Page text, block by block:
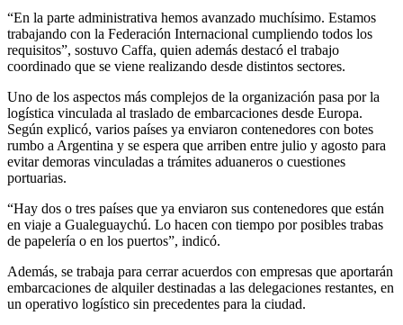
“En la parte administrativa hemos avanzado muchísimo. Estamos
trabajando con la Federación Internacional cumpliendo todos los
requisitos”, sostuvo Caffa, quien además destacó el trabajo
coordinado que se viene realizando desde distintos sectores.
Uno de los aspectos más complejos de la organización pasa por la
logística vinculada al traslado de embarcaciones desde Europa.
Según explicó, varios países ya enviaron contenedores con botes
rumbo a Argentina y se espera que arriben entre julio y agosto para
evitar demoras vinculadas a trámites aduaneros o cuestiones
portuarias.
“Hay dos o tres países que ya enviaron sus contenedores que están
en viaje a Gualeguaychú. Lo hacen con tiempo por posibles trabas
de papelería o en los puertos”, indicó.
Además, se trabaja para cerrar acuerdos con empresas que aportarán
embarcaciones de alquiler destinadas a las delegaciones restantes, en
un operativo logístico sin precedentes para la ciudad.